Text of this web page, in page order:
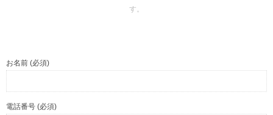
す。
お名前 (必須)
電話番号 (必須)